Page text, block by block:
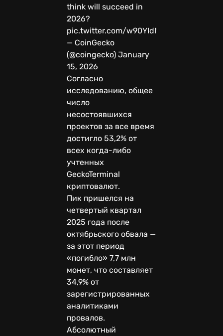
think will succeed in
2026?
pic.twitter.com/w90YIdNuf9
— CoinGecko
(@coingecko) January
15, 2026
Согласно
исследованию, общее
число
несостоявшихся
проектов за все время
достигло 53,2% от
всех когда-либо
учтенных
GeckoTerminal
криптовалют.
Пик пришелся на
четвертый квартал
2025 года после
октябрьского обвала —
за этот период
«погибло» 7,7 млн
монет, что составляет
34,9% от
зарегистрированных
аналитиками
провалов.
Абсолютный